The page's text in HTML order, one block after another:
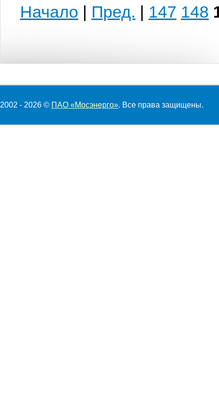
Начало | Пред. | 147 148
2002 - 2026 © ПАО «Мосэнерго». Все права защищены.